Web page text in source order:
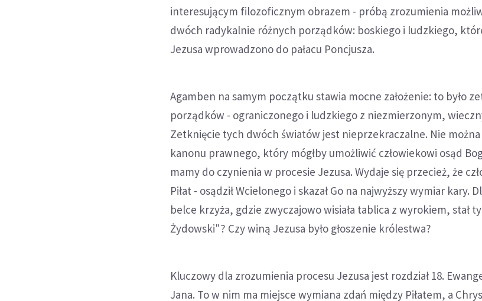
interesującym filozoficznym obrazem - próbą zrozumienia
dwóch radykalnie różnych porządków: boskiego i ludzkiego,
Jezusa wprowadzono do pałacu Poncjusza.
Agamben na samym początku stawia mocne założenie: to było
porządków - ograniczonego i ludzkiego z niezmierzonym,
Zetknięcie tych dwóch światów jest nieprzekraczalne. Nie
kanonu prawnego, który mógłby umożliwić człowiekowi osąd
mamy do czynienia w procesie Jezusa. Wydaje się przecież, że
Piłat - osądził Wcielonego i skazał Go na najwyższy wymiar kary.
belce krzyża, gdzie zwyczajowo wisiała tablica z wyrokiem, stał
Żydowski"? Czy winą Jezusa było głoszenie królestwa?
Kluczowy dla zrozumienia procesu Jezusa jest rozdział 18.
Jana. To w nim ma miejsce wymiana zdań między Piłatem, a